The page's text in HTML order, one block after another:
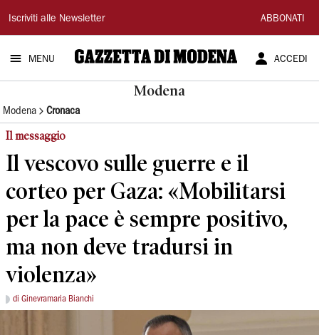
Gazzetta
di
Modena
Iscriviti alle Newsletter ABBONATI
MENU ACCEDI
Modena
Modena Cronaca
Il messaggio
Il vescovo sulle guerre e il
corteo per Gaza: «Mobilitarsi
per la pace è sempre positivo,
ma non deve tradursi in
violenza»
di Ginevramaria Bianchi